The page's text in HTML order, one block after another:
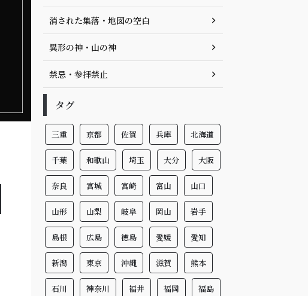
消された集落・地図の空白
異形の神・山の神
禁忌・参拝禁止
タグ
三重 京都 佐賀 兵庫 北海道
千葉 和歌山 埼玉 大分 大阪
奈良 宮城 宮崎 富山 山口
山形 山梨 岐阜 岡山 岩手
島根 広島 徳島 愛媛 愛知
新潟 東京 沖縄 滋賀 熊本
石川 神奈川 福井 福岡 福島